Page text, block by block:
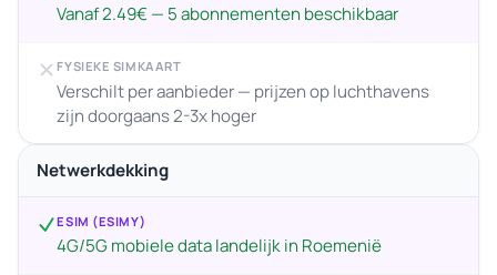
Vanaf 2.49€ — 5 abonnementen beschikbaar
FYSIEKE SIMKAART
Verschilt per aanbieder — prijzen op luchthavens
zijn doorgaans 2-3x hoger
Netwerkdekking
ESIM (ESIMY)
4G/5G mobiele data landelijk in Roemenië